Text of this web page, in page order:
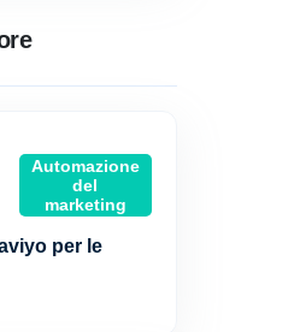
Automazione
del
marketing
per le